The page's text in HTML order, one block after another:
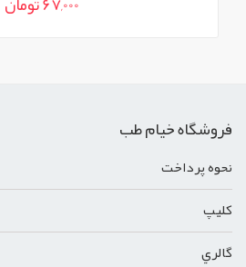
فروشگاه خیام طب
نحوه پرداخت
کليپ
گالري